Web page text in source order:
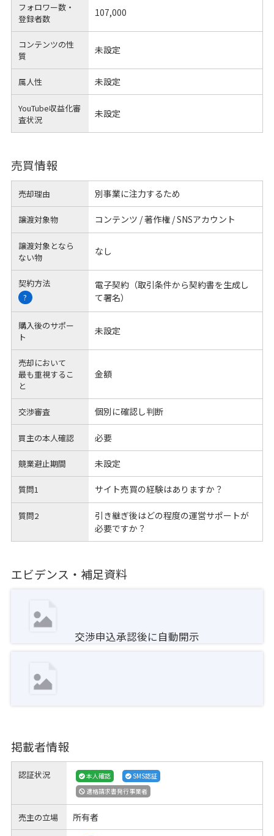
フォロワー数・
登録者数
107,000
コンテンツの性
質
未設定
属人性 未設定
YouTube収益化審
査状況
未設定
売買情報
売却理由 別事業に注力するため
譲渡対象物 コンテンツ / 著作権 / SNSアカウント
譲渡対象となら
ない物
なし
契約方法
?
電子契約（取引条件から契約書を生成し
て署名）
購入後のサポー
ト
未設定
売却において
最も重視するこ
と
金額
交渉審査 個別に確認し判断
買主の本人確認 必要
競業避止期間 未設定
質問1 サイト売買の経験はありますか？
質問2
引き継ぎ後はどの程度の運営サポートが
必要ですか？
エビデンス・補足資料
交渉申込承認後に自動開示
掲載者情報
認証状況 本人確認
SMS認証
適格請求書発行事業者
売主の立場 所有者